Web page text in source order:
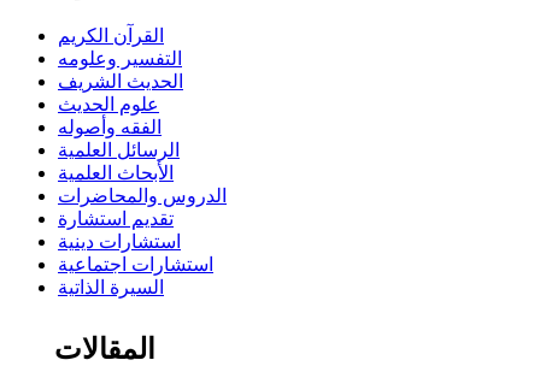
القرآن الكريم
التفسير وعلومه
الحديث الشريف
علوم الحديث
الفقه وأصوله
الرسائل العلمية
الأبحاث العلمية
الدروس والمحاضرات
تقديم استشارة
استشارات دينية
استشارات اجتماعية
السيرة الذاتية
المقالات